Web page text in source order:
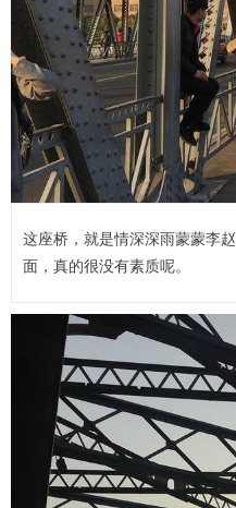
这座桥，就是情深深雨蒙蒙李
面，真的很没有素质呢。